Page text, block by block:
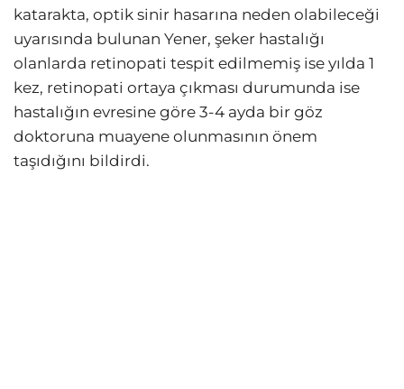
katarakta, optik sinir hasarına neden olabileceği
uyarısında bulunan Yener, şeker hastalığı
olanlarda retinopati tespit edilmemiş ise yılda 1
kez, retinopati ortaya çıkması durumunda ise
hastalığın evresine göre 3-4 ayda bir göz
doktoruna muayene olunmasının önem
taşıdığını bildirdi.